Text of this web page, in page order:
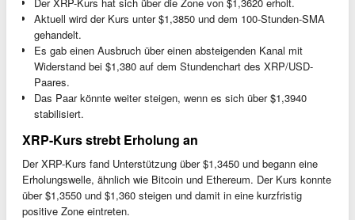
Aktuell wird der Kurs unter $1,3850 und dem 100-Stunden-SMA
gehandelt.
Es gab einen Ausbruch über einen absteigenden Kanal mit
Widerstand bei $1,380 auf dem Stundenchart des XRP/USD-
Paares.
Das Paar könnte weiter steigen, wenn es sich über $1,3940
stabilisiert.
XRP-Kurs strebt Erholung an
Der XRP-Kurs fand Unterstützung über $1,3450 und begann eine
Erholungswelle, ähnlich wie Bitcoin und Ethereum. Der Kurs konnte
über $1,3550 und $1,360 steigen und damit in eine kurzfristig
positive Zone eintreten.